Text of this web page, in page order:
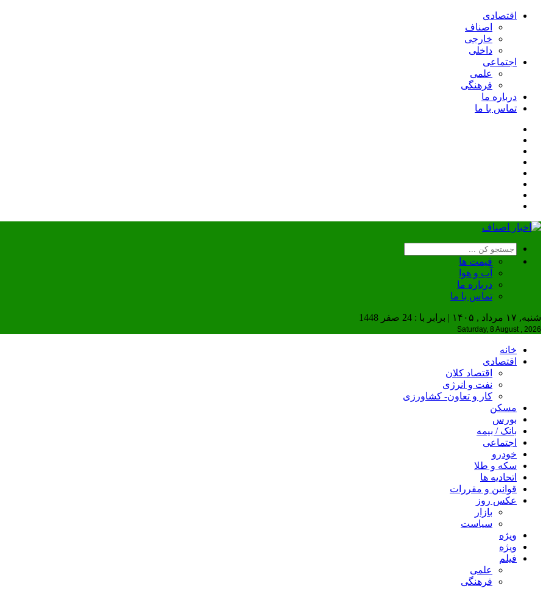
اقتصادی
اصناف
خارجی
داخلی
اجتماعی
علمی
فرهنگی
درباره ما
تماس با ما
قیمت ها
آب و هوا
درباره ما
تماس با ما
شنبه, ۱۷ مرداد , ۱۴۰۵ | برابر با : 24 صفر 1448
Saturday, 8 August , 2026
خانه
اقتصادی
اقتصاد کلان
نفت و انرژی
کار و تعاون- کشاورزی
مسکن
بورس
بانک / بیمه
اجتماعی
خودرو
سکه و طلا
اتحادیه ها
قوانین و مقررات
عکس روز
بازار
سیاست
ویژه
ویژه
فیلم
علمی
فرهنگی